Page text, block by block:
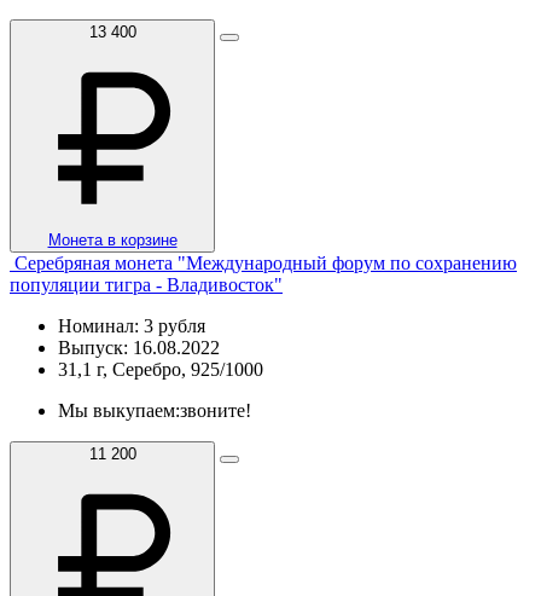
13 400
Монета в корзине
Серебряная монета "Международный форум по сохранению
популяции тигра - Владивосток"
Номинал: 3 рубля
Выпуск: 16.08.2022
31,1 г, Серебро, 925/1000
Мы выкупаем:звоните!
11 200